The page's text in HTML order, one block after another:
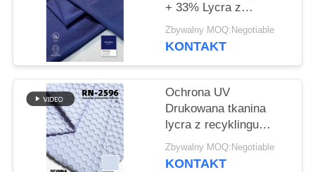
PRIVACY
POLICY
+ 33% Lycra z
recyklingu RN-2603
Zbywalny MOQ:Negotiable
KONTAKT
Ochrona UV
Drukowana tkanina
lycra z recyklingu
przyjazna dla
środowiska
Zbywalny MOQ:Negotiable
KONTAKT